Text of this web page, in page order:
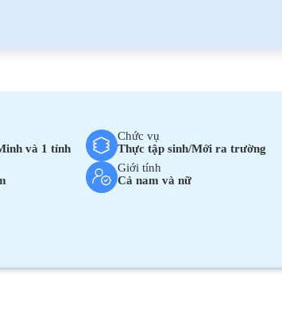
và 1 tỉnh
Chức vụ
Thực tập sinh/Mới ra trường
Giới tính
Cả nam và nữ